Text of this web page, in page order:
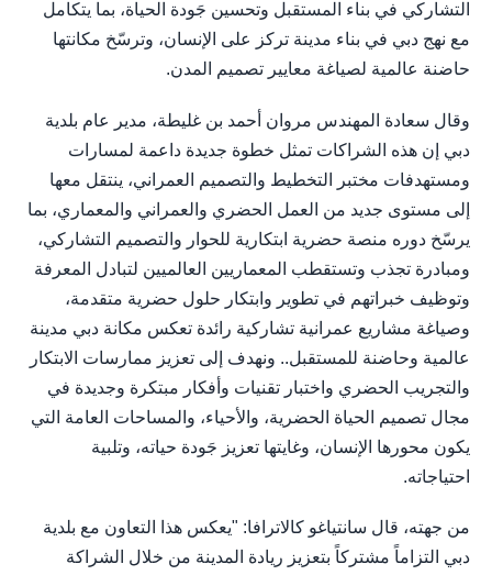
التشاركي في بناء المستقبل وتحسين جَودة الحياة، بما يتكامل
مع نهج دبي في بناء مدينة تركز على الإنسان، وترسّخ مكانتها
حاضنة عالمية لصياغة معايير تصميم المدن.
وقال سعادة المهندس مروان أحمد بن غليطة، مدير عام بلدية
دبي إن هذه الشراكات تمثل خطوة جديدة داعمة لمسارات
ومستهدفات مختبر التخطيط والتصميم العمراني، ينتقل معها
إلى مستوى جديد من العمل الحضري والعمراني والمعماري، بما
يرسّخ دوره منصة حضرية ابتكارية للحوار والتصميم التشاركي،
ومبادرة تجذب وتستقطب المعماريين العالميين لتبادل المعرفة
وتوظيف خبراتهم في تطوير وابتكار حلول حضرية متقدمة،
وصياغة مشاريع عمرانية تشاركية رائدة تعكس مكانة دبي مدينة
عالمية وحاضنة للمستقبل.. ونهدف إلى تعزيز ممارسات الابتكار
والتجريب الحضري واختبار تقنيات وأفكار مبتكرة وجديدة في
مجال تصميم الحياة الحضرية، والأحياء، والمساحات العامة التي
يكون محورها الإنسان، وغايتها تعزيز جَودة حياته، وتلبية
احتياجاته.
من جهته، قال سانتياغو كالاترافا: "يعكس هذا التعاون مع بلدية
دبي التزاماً مشتركاً بتعزيز ريادة المدينة من خلال الشراكة